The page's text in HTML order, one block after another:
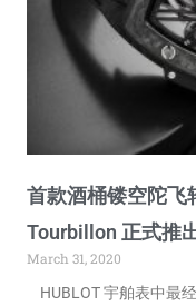
首款酒桶镂空陀飞
Tourbillon 正式推出
March 31, 2020
HUBLOT 宇舶表中最